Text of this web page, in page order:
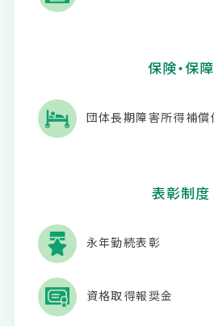
保険・保障
団体長期障害所得補償
表彰制度
永年勤続表彰
資格取得報奨金